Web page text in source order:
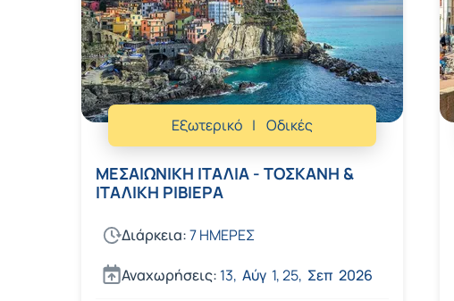
Εξωτερικό Οδικές
ΜΕΣΑΙΩΝΙΚΗ ΙΤΑΛΙΑ - ΤΟΣΚΑΝΗ &
ΙΤΑΛΙΚΗ ΡΙΒΙΕΡΑ
Διάρκεια:7 ΗΜΕΡΕΣ
Αναχωρήσεις: 13, Αύγ 1,25, Σεπ 2026